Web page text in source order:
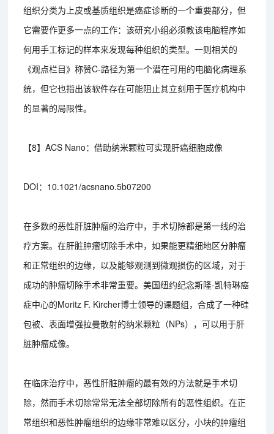
组织分类为上皮或基质组织是癌症诊断的一个重要部分，但
它需要作更多一点的工作：该研究小组必须教该电脑程序如
何用手工标记的样本来发现每种组织的类型。一则相关的
《观点栏目》称赞C-路径为第一个潜在可用的电脑化病理系
统，但它也指出该软件存在可能阻止其立刻用于医疗机构中
的显著的局限性。
【8】ACS Nano：借助纳米颗粒可实现肝癌细胞成像
DOI：10.1021/acsnano.5b07200
在多数的恶性肝脏肿瘤的治疗中，手术切除都是第一线的治
疗方案。在肝脏肿瘤切除手术中，如果能更精细地区分肿瘤
和正常组织的边缘，以及能够观测到微观损伤的区域，对于
成功的肿瘤切除手术非常重要。美国纽约纪念斯隆-凯特琳癌
症中心的Moritz F. Kircher博士领导的课题组，合成了一种硅
包被、表面增强拉曼散射的纳米颗粒（NPs），可以用于肝
脏肿瘤成像。
在临床治疗中，恶性肝脏肿瘤的最有效的方法就是手术切
除，然而手术切除常常无法全部切除所有的恶性组织。在正
常组织和恶性肿瘤组织的边缘非常难以区分，小块的肿瘤组